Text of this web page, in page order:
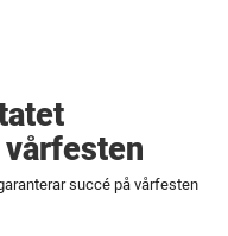
succé på vårfesten